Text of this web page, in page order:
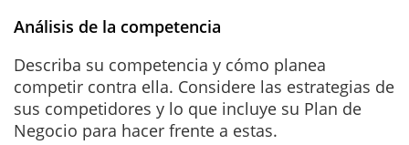
Análisis de la competencia
Describa su competencia y cómo planea
competir contra ella. Considere las estrategias de
sus competidores y lo que incluye su Plan de
Negocio para hacer frente a estas.